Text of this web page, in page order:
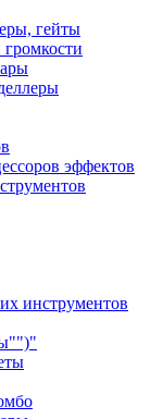
гейты
эффектов
инструментов